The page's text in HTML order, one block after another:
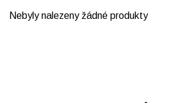
Nebyly nalezeny žádné produkty